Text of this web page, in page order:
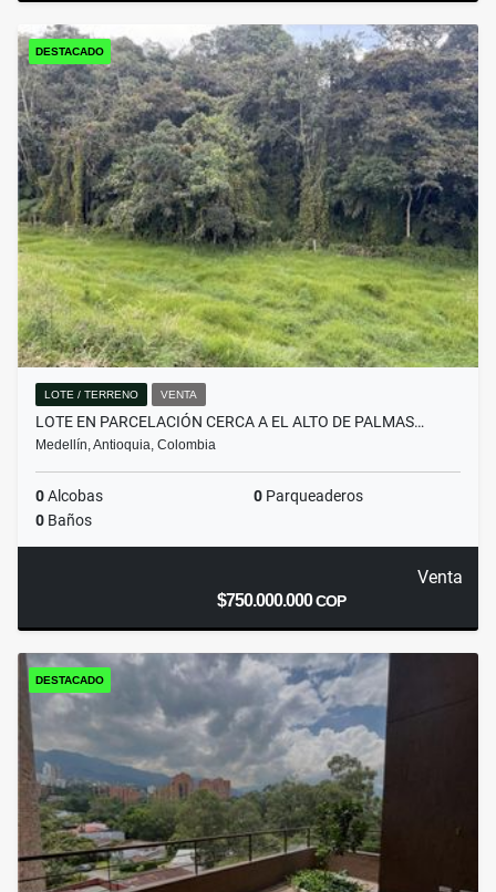
DESTACADO
LOTE / TERRENO VENTA
LOTE EN PARCELACIÓN CERCA A EL ALTO DE PALMAS…
Medellín, Antioquia, Colombia
0Alcobas 0 Parqueaderos
0 Baños
Venta
$750.000.000COP
DESTACADO